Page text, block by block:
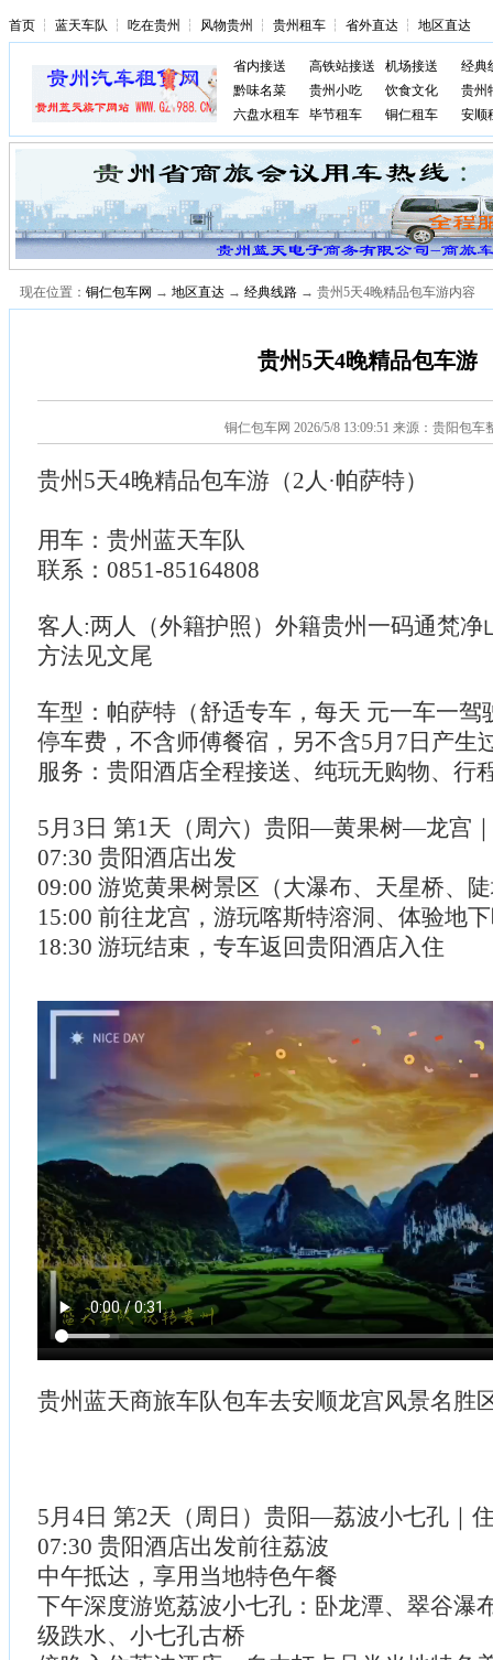
首页 ┆ 蓝天车队 ┆ 吃在贵州 ┆ 风物贵州 ┆ 贵州租车 ┆ 省外直达 ┆ 地区直达
省内接送 高铁站接送 机场接送
经典
黔味名菜
贵州小吃 饮食文化
贵州
六盘水租车
毕节租车 铜仁租车 安顺
现在位置： 铜仁包车网 → 地区直达 → 经典线路 → 贵州5天4晚精品包车游内容
贵州5天4晚精品包车游
铜仁包车网 2026/5/8 13:09:51 来源：贵阳包车
贵州5天4晚精品包车游（2人·帕萨特）
用车：贵州蓝天车队
联系：0851-85164808
客人:两人（外籍护照）外籍贵州一码通梵净
方法见文尾
车型：帕萨特（舒适专车，每天 元一车一驾
停车费，不含师傅餐宿，另不含5月7日产生
服务：贵阳酒店全程接送、纯玩无购物、行
5月3日 第1天（周六）贵阳—黄果树—龙宫
07:30 贵阳酒店出发
09:00 游览黄果树景区（大瀑布、天星桥、
15:00 前往龙宫，游玩喀斯特溶洞、体验地
18:30 游玩结束，专车返回贵阳酒店入住
贵州蓝天商旅车队包车去安顺龙宫风景名胜
5月4日 第2天（周日）贵阳—荔波小七孔｜
07:30 贵阳酒店出发前往荔波
中午抵达，享用当地特色午餐
下午深度游览荔波小七孔：卧龙潭、翠谷瀑
级跌水、小七孔古桥